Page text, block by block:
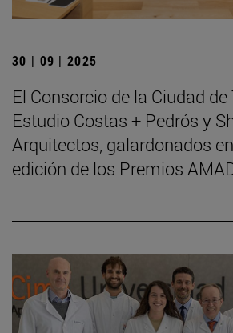
30 | 09 | 2025
El Consorcio de la Ciudad de
Estudio Costas + Pedrós y
Arquitectos, galardonados
edición de los Premios